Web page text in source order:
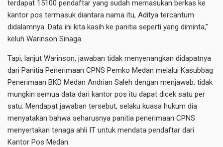
terdapat 15100 pendaftar yang sudah memasukan berkas ke
kantor pos termasuk diantara nama itu, Aditya tercantum
didalamnya. Data ini kita kasih ke panitia seperti yang diminta,”
keluh Warinson Sinaga.
Tapi, lanjut Warinson, jawaban tidak menyenangkan didapatnya
dari Panitia Penerimaan CPNS Pemko Medan melalui Kasubbag
Penerimaan BKD Medan Andrian Saleh dengan menjawab, tidak
mungkin semua data dari kantor pos itu dapat dicek satu per
satu. Mendapat jawaban tersebut, selaku kuasa hukum dia
menyatakan bahwa seharusnya panitia penerimaan CPNS
menyertakan tenaga ahli IT untuk mendata pendaftar dari
Kantor Pos Medan.